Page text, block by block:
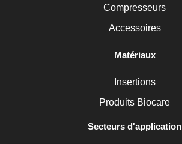
Compresseurs
Accessoires
Matériaux
Insertions
Produits Biocare
Secteurs d'application